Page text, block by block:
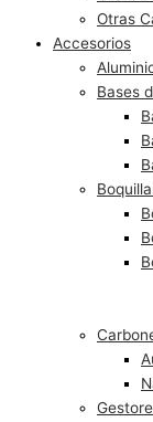
Otras
Accesorios
Bases